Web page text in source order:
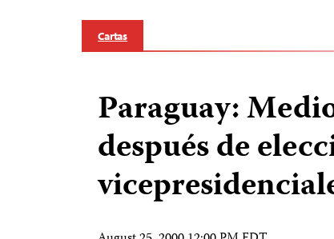
Cartas
Paraguay:
después de